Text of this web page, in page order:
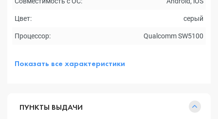
Цвет: серый
Процессор: Qualcomm SW5100
Показать все характеристики
ПУНКТЫ ВЫДАЧИ